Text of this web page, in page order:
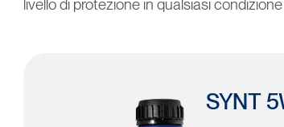
livello di protezione in qualsiasi
SYNT